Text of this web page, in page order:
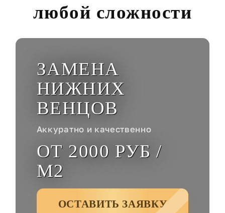
любой сложности
ЗАМЕНА
НИЖНИХ
ВЕНЦОВ
Аккуратно и качественно
ОТ 2000 РУБ /
М2
ОСТАВИТЬ ЗАЯВКУ